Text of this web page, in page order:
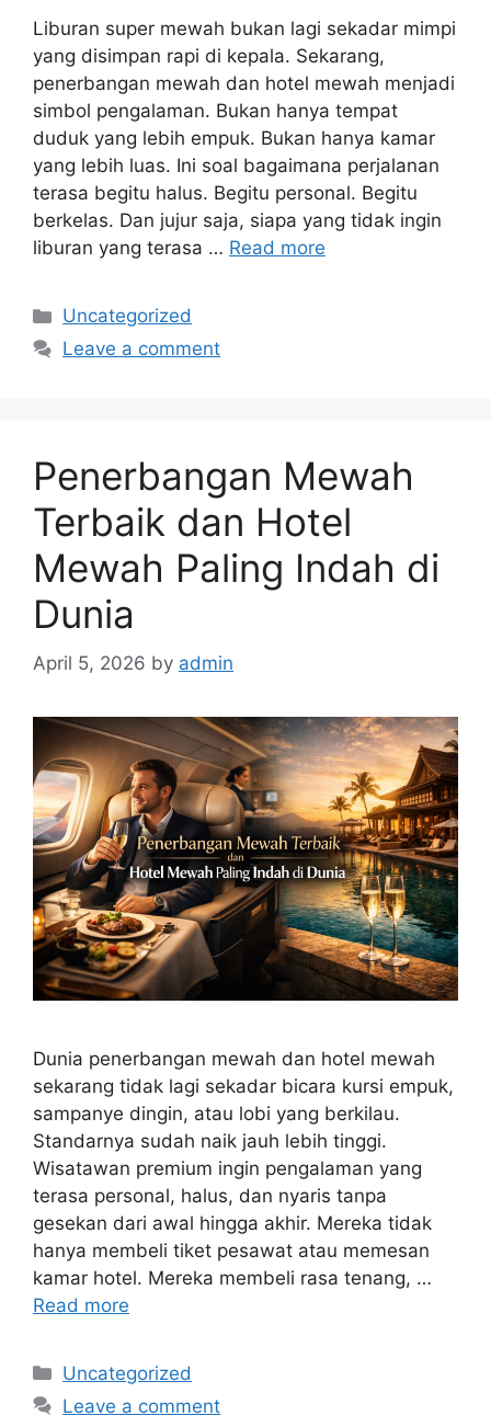
Liburan super mewah bukan lagi sekadar mimpi
yang disimpan rapi di kepala. Sekarang,
penerbangan mewah dan hotel mewah menjadi
simbol pengalaman. Bukan hanya tempat
duduk yang lebih empuk. Bukan hanya kamar
yang lebih luas. Ini soal bagaimana perjalanan
terasa begitu halus. Begitu personal. Begitu
berkelas. Dan jujur saja, siapa yang tidak ingin
liburan yang terasa … Read more
Categories
Uncategorized
Leave a comment
Penerbangan Mewah
Terbaik dan Hotel
Mewah Paling Indah di
Dunia
April 5, 2026 by admin
Dunia penerbangan mewah dan hotel mewah
sekarang tidak lagi sekadar bicara kursi empuk,
sampanye dingin, atau lobi yang berkilau.
Standarnya sudah naik jauh lebih tinggi.
Wisatawan premium ingin pengalaman yang
terasa personal, halus, dan nyaris tanpa
gesekan dari awal hingga akhir. Mereka tidak
hanya membeli tiket pesawat atau memesan
kamar hotel. Mereka membeli rasa tenang, …
Read more
Categories
Uncategorized
Leave a comment